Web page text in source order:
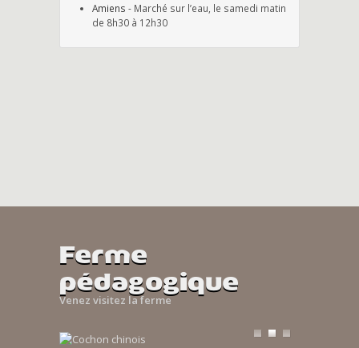
Amiens - Marché sur l’eau, le samedi matin
de 8h30 à 12h30
Ferme
pédagogique
Venez visitez la ferme